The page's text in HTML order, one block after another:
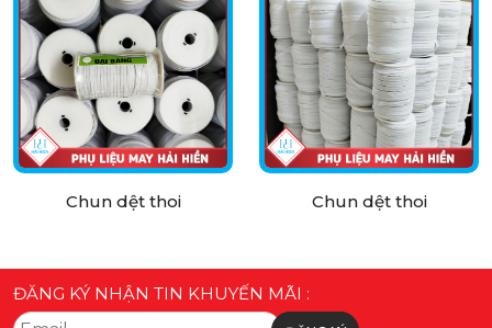
Chun dệt thoi Chun dệt thoi
ĐĂNG KÝ NHẬN TIN KHUYẾN MÃI :